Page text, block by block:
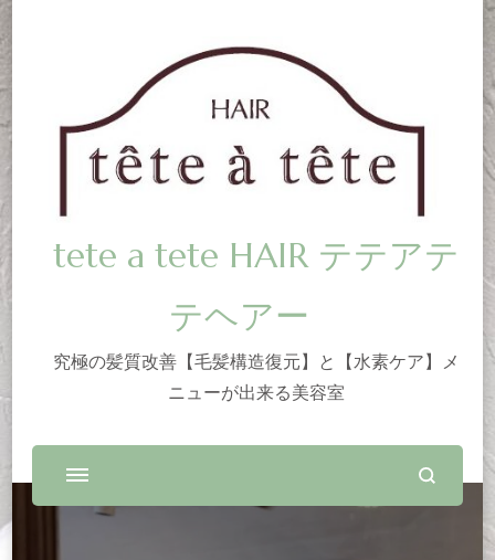
tete a tete HAIR テテアテ
テヘアー
究極の髪質改善【毛髪構造復元】と【水素ケア】メ
ニューが出来る美容室